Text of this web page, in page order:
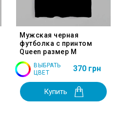
Мужская черная
футболка с принтом
Queen размер M
ВЫБРАТЬ
ЦВЕТ
370 грн
Купить